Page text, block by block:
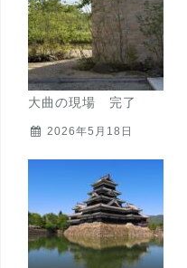
大曲の現場 完了
2026年5月18日